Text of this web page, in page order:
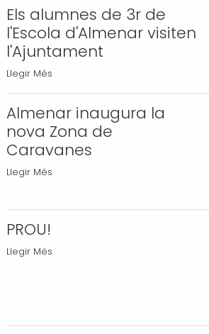
curs
d'alfabetització
de
català
per
a
persones
nouvingudes
-
Els alumnes de 3r de
l'Escola d'Almenar visiten
l'Ajuntament
Els
alumnes
de
de
l'Escola
d'Almenar
l'Ajuntament
-
Llegir Més
Almenar inaugura la
nova Zona de
Caravanes
Almenar
nova
Zona
de
Llegir Més
PROU!
PROU!
Llegir Més